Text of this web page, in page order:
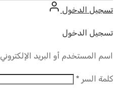
تسجيل الدخول
تسجيل الدخول
اسم المستخدم أو البريد الإلكتروني
كلمة السر *